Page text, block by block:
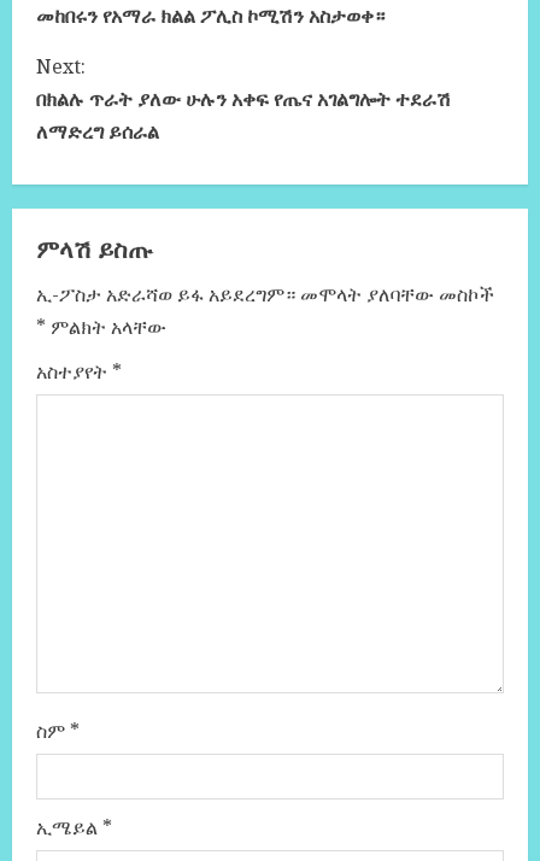
መከበሩን የአማራ ክልል ፖሊስ ኮሚሽን አስታወቀ።
Next:
በክልሉ ጥራት ያለው ሁሉን አቀፍ የጤና አገልግሎት ተደራሽ
ለማድረግ ይሰራል
ምላሽ ይስጡ
ኢ-ፖስታ አድራሻወ ይፋ አይደረግም። መሞላት ያለባቸው መስኮች
* ምልክት አላቸው
አስተያየት *
ስም *
ኢሜይል *